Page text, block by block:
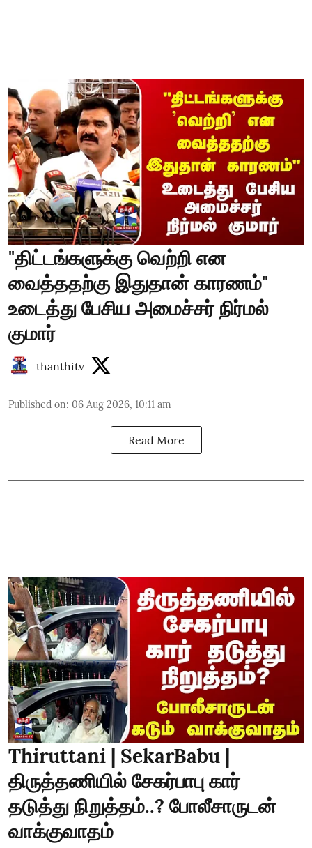
"திட்டங்களுக்கு வெற்றி என
வைத்ததற்கு இதுதான் காரணம்"
உடைத்து பேசிய அமைச்சர் நிர்மல்
குமார்
thanthitv
Published on: 06 Aug 2026, 10:11 am
Read More
Thiruttani | SekarBabu |
திருத்தணியில் சேகர்பாபு கார்
தடுத்து நிறுத்தம்..? போலீசாருடன்
வாக்குவாதம்